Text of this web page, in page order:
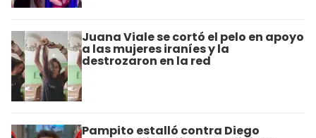
Juana Viale se cortó el pelo en apoyo
a las mujeres iraníes y la
destrozaron en la red
Pampito estalló contra Diego